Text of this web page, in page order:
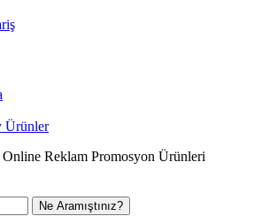
Ürünler
Reklam Promosyon Ürünleri
Ne Aramıştınız?